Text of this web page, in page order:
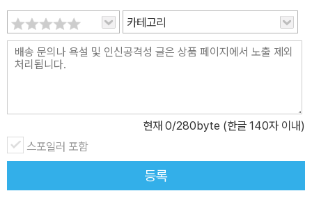
카테고리
현재 0/280byte (한글 140자 이내)
스포일러 포함
등록